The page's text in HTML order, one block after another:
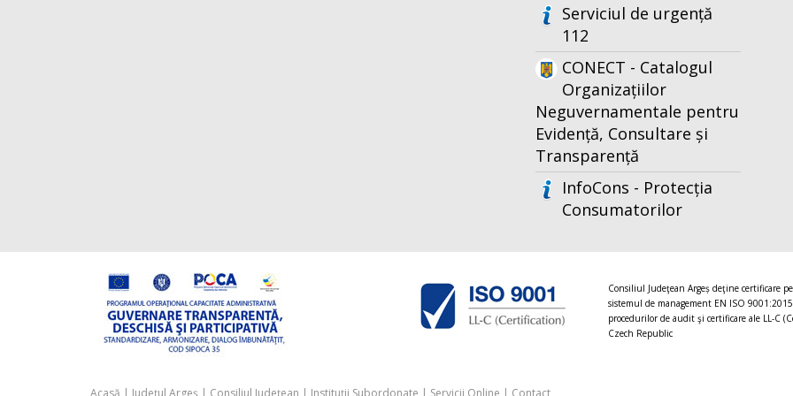
Serviciul de urgență
112
CONECT - Catalogul
Organizațiilor
Neguvernamentale pentru
Evidență, Consultare și
Transparență
InfoCons - Protecția
Consumatorilor
Consiliul Judeţean Argeș deţine certificare
sistemul de management EN ISO
procedurilor de audit şi certificare ale LL-C
Czech Republic
Acasă | Județul Argeș | Consiliul Județean | Instituții Subordonate | Servicii Online | Contact